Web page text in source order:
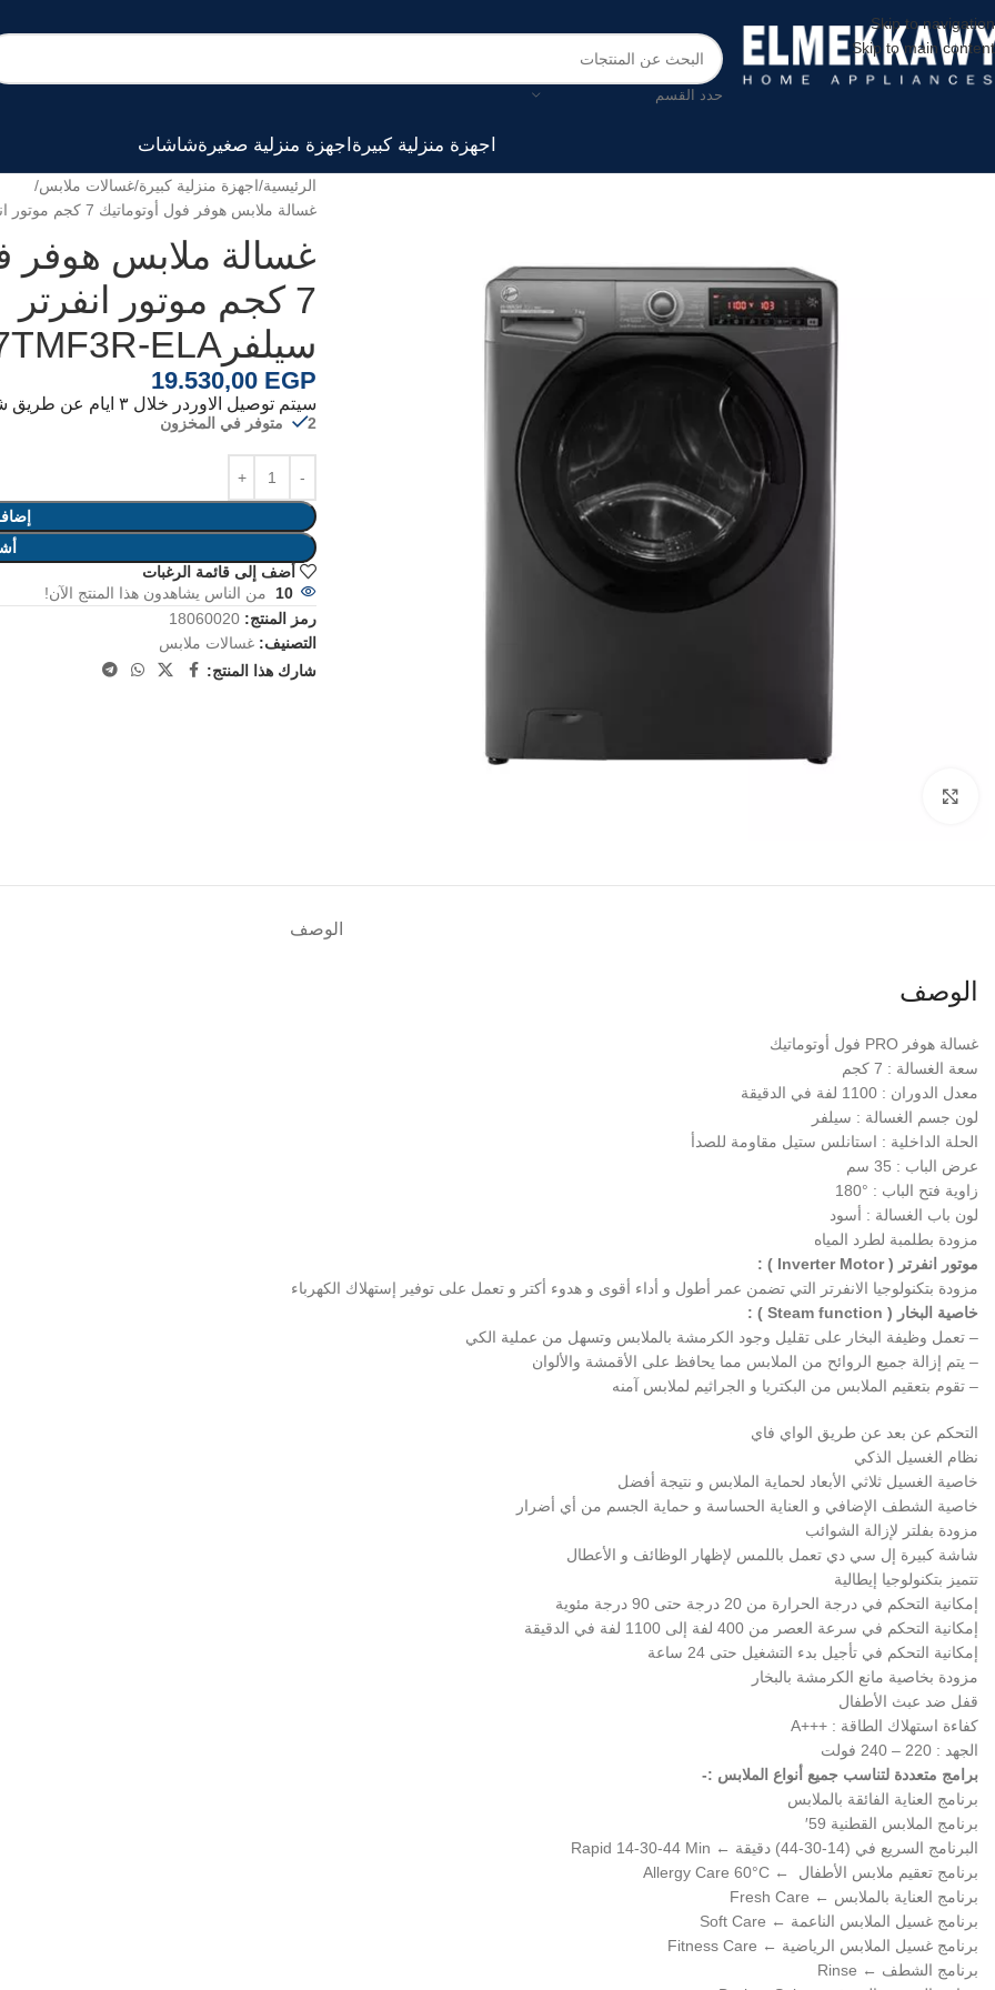
Skip to navigation
Skip to main content
حدد القسم
اجهزة منزلية كبيرة اجهزة منزلية صغيرةشاشات
الرئيسية اجهزة منزلية كبيرة غسالات ملابس
غسالة ملابس هوفر فول أوتوماتيك 7 كجم موتور انفرتر سيلفرH3WS17TMF3R-ELA
غسالة ملابس هوفر
7 كجم موتور انفرتر
سيلفرH3WS17TMF3R-ELA
19.530,00 EGP
سيتم توصيل الاوردر خلال ٣ ايام عن طريق شركة الشحن الخاصة بنا
2 متوفر في المخزون
أضف إلى قائمة الرغبات
10 من الناس يشاهدون هذا المنتج الآن!
رمز المنتج: 18060020
التصنيف: غسالات ملابس
شارك هذا المنتج:
الوصف
الوصف
غسالة هوفر PRO فول أوتوماتيك
سعة الغسالة : 7 كجم
معدل الدوران : 1100 لفة في الدقيقة
لون جسم الغسالة : سيلفر
الحلة الداخلية : استانلس ستيل مقاومة للصدأ
عرض الباب : 35 سم
زاوية فتح الباب : °180
لون باب الغسالة : أسود
مزودة بطلمبة لطرد المياه
موتور انفرتر ( Inverter Motor ) :
مزودة بتكنولوجيا الانفرتر التي تضمن عمر أطول و أداء أقوى و هدوء أكتر و تعمل على توفير إستهلاك الكهرباء
خاصية البخار ( Steam function ) :
– تعمل وظيفة البخار على تقليل وجود الكرمشة بالملابس وتسهل من عملية الكي
– يتم إزالة جميع الروائح من الملابس مما يحافظ على الأقمشة والألوان
– تقوم بتعقيم الملابس من البكتريا و الجراثيم لملابس آمنه
التحكم عن بعد عن طريق الواي فاي
نظام الغسيل الذكي
خاصية الغسيل ثلاثي الأبعاد لحماية الملابس و نتيجة أفضل
خاصية الشطف الإضافي و العناية الحساسة و حماية الجسم من أي أضرار
مزودة بفلتر لإزالة الشوائب
شاشة كبيرة إل سي دي تعمل باللمس لإظهار الوظائف و الأعطال
تتميز بتكنولوجيا إيطالية
إمكانية التحكم في درجة الحرارة من 20 درجة حتى 90 درجة مئوية
إمكانية التحكم في سرعة العصر من 400 لفة إلى 1100 لفة في الدقيقة
إمكانية التحكم في تأجيل بدء التشغيل حتى 24 ساعة
مزودة بخاصية مانع الكرمشة بالبخار
قفل ضد عبث الأطفال
كفاءة استهلاك الطاقة : +++A
الجهد : 220 – 240 فولت
برامج متعددة لتناسب جميع أنواع الملابس :-
برنامج العناية الفائقة بالملابس
برنامج الملابس القطنية 59′
البرنامج السريع في (14-30-44) دقيقة ← Rapid 14-30-44 Min
برنامج تعقيم ملابس الأطفال ← Allergy Care 60°C
برنامج العناية بالملابس ← Fresh Care
برنامج غسيل الملابس الناعمة ← Soft Care
برنامج غسيل الملابس الرياضية ← Fitness Care
برنامج الشطف ← Rinse